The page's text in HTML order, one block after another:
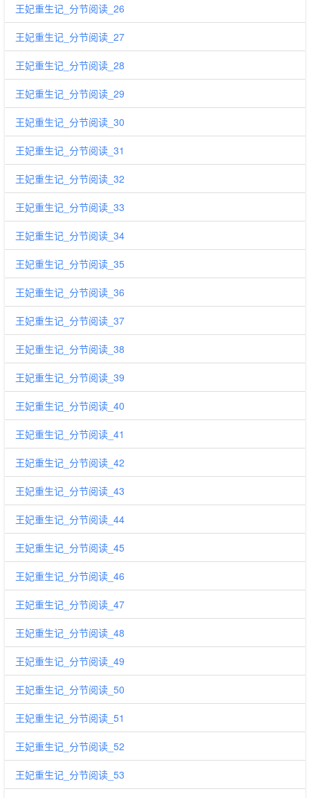
王妃重生记_分节阅读_26
王妃重生记_分节阅读_27
王妃重生记_分节阅读_28
王妃重生记_分节阅读_29
王妃重生记_分节阅读_30
王妃重生记_分节阅读_31
王妃重生记_分节阅读_32
王妃重生记_分节阅读_33
王妃重生记_分节阅读_34
王妃重生记_分节阅读_35
王妃重生记_分节阅读_36
王妃重生记_分节阅读_37
王妃重生记_分节阅读_38
王妃重生记_分节阅读_39
王妃重生记_分节阅读_40
王妃重生记_分节阅读_41
王妃重生记_分节阅读_42
王妃重生记_分节阅读_43
王妃重生记_分节阅读_44
王妃重生记_分节阅读_45
王妃重生记_分节阅读_46
王妃重生记_分节阅读_47
王妃重生记_分节阅读_48
王妃重生记_分节阅读_49
王妃重生记_分节阅读_50
王妃重生记_分节阅读_51
王妃重生记_分节阅读_52
王妃重生记_分节阅读_53